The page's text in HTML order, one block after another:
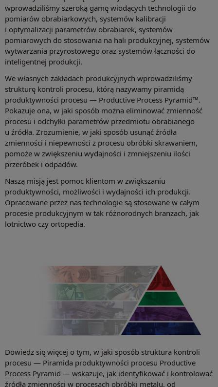
wprowadziliśmy szeroką gamę wiodących technologii do
pomiarów obrabiarkowych, systemów kalibracji
i optymalizacji parametrów obrabiarek, systemów
pomiarowych do stosowania na hali produkcyjnej, systemów
wytwarzania przyrostowego oraz systemów łączności do
inteligentnej produkcji.
We własnych zakładach produkcyjnych wprowadziliśmy
strukturę kontroli procesu, którą nazywamy piramidą
produktywności procesu — Productive Process Pyramid™.
Pokazuje ona, w jaki sposób można eliminować zmienność
procesu i odchyłki parametrów przedmiotu obrabianego
u źródła. Zrozumienie, w jaki sposób usunąć źródła
zmienności i niepewności z procesu obróbki skrawaniem,
pomoże w zwiększeniu wydajności i zmniejszeniu ilości
przeróbek i odpadów.
Naszą misją jest pomoc klientom w zwiększaniu
produktywności, możliwości i wydajności ich produkcji.
Opracowane przez nas technologie są stosowane w całym
procesie produkcyjnym w tak różnorodnych branżach, jak
lotnictwo czy ortopedia.
Dowiedz się więcej o tym, w jaki sposób struktura kontroli
procesu — Piramida produktywności procesu Productive
Process Pyramid — wskazuje, jak identyfikować i kontrolować
źródła zmienności w procesach obróbki metalu, od